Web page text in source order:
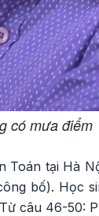
có mưa
Toán tại Hà
bố). Học
câu 46-50: